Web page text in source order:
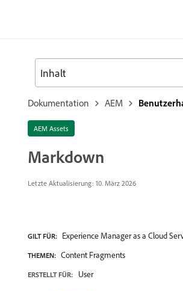
Dokumentation AEM
AEM Assets
Markdown
Letzte Aktualisierung: 10. März 2026
GILT FÜR: Experience Manager as a Cloud
THEMEN: Content Fragments
ERSTELLT FÜR: User
Inhalt